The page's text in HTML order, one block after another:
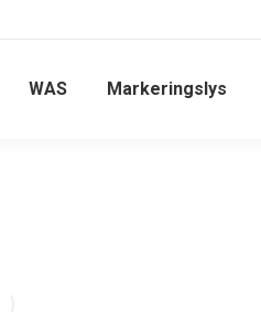
WAS Markeringslys